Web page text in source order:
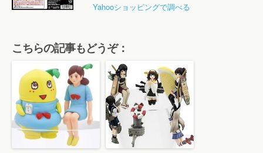
Yahooショッピングで調べる
こちらの記事もどうぞ：